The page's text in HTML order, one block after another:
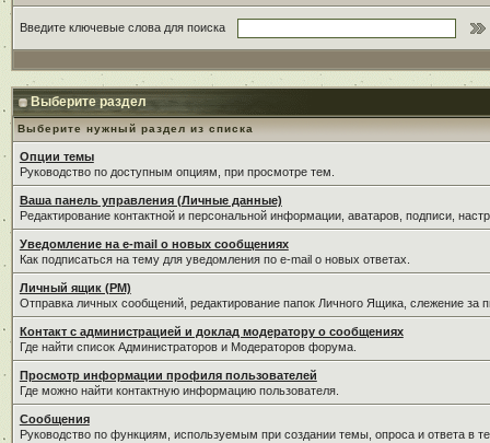
Введите ключевые слова для поиска
Выберите раздел
Выберите нужный раздел из списка
Опции темы
Руководство по доступным опциям, при просмотре тем.
Ваша панель управления (Личные данные)
Редактирование контактной и персональной информации, аватаров, подписи,
Уведомление на e-mail о новых сообщениях
Как подписаться на тему для уведомления по e-mail о новых ответах.
Личный ящик (PM)
Отправка личных сообщений, редактирование папок Личного Ящика, слежение
Контакт с администрацией и доклад модератору о сообщениях
Где найти список Администраторов и Модераторов форума.
Просмотр информации профиля пользователей
Где можно найти контактную информацию пользователя.
Сообщения
Руководство по функциям, используемым при создании темы, опроса и ответа в